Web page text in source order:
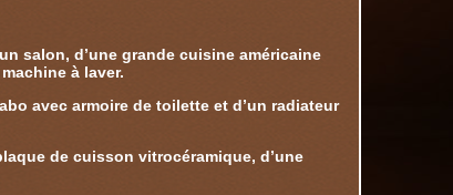
salon, d’une grande cuisine américaine
à laver.
avec armoire de toilette et d’un radiateur
de cuisson vitrocéramique, d’une